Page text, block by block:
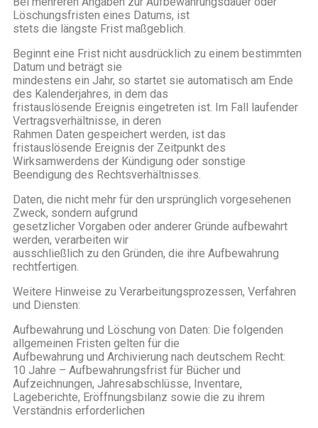
Löschungsfristen eines Datums, ist
stets die längste Frist maßgeblich.
Beginnt eine Frist nicht ausdrücklich zu einem bestimmten
Datum und beträgt sie
mindestens ein Jahr, so startet sie automatisch am Ende
des Kalenderjahres, in dem das
fristauslösende Ereignis eingetreten ist. Im Fall laufender
Vertragsverhältnisse, in deren
Rahmen Daten gespeichert werden, ist das
fristauslösende Ereignis der Zeitpunkt des
Wirksamwerdens der Kündigung oder sonstige
Beendigung des Rechtsverhältnisses.
Daten, die nicht mehr für den ursprünglich vorgesehenen
Zweck, sondern aufgrund
gesetzlicher Vorgaben oder anderer Gründe aufbewahrt
werden, verarbeiten wir
ausschließlich zu den Gründen, die ihre Aufbewahrung
rechtfertigen.
Weitere Hinweise zu Verarbeitungsprozessen, Verfahren
und Diensten:
Aufbewahrung und Löschung von Daten: Die folgenden
allgemeinen Fristen gelten für die
Aufbewahrung und Archivierung nach deutschem Recht:
10 Jahre – Aufbewahrungsfrist für Bücher und
Aufzeichnungen, Jahresabschlüsse, Inventare,
Lageberichte, Eröffnungsbilanz sowie die zu ihrem
Verständnis erforderlichen